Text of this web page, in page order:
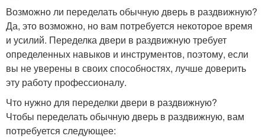
Возможно ли переделать обычную дверь в раздвижную?
Да, это возможно, но вам потребуется некоторое время
и усилий. Переделка двери в раздвижную требует
определенных навыков и инструментов, поэтому, если
вы не уверены в своих способностях, лучше доверить
эту работу профессионалу.
Что нужно для переделки двери в раздвижную?
Чтобы переделать обычную дверь в раздвижную, вам
потребуется следующее: